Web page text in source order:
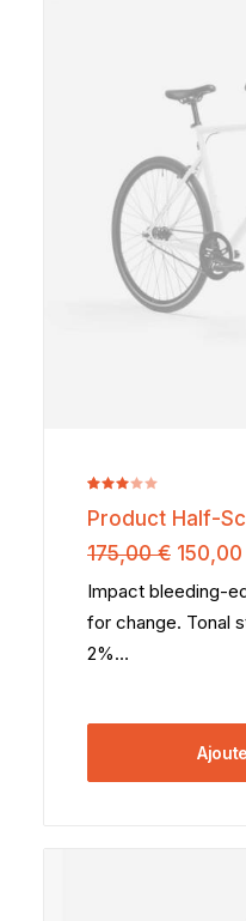
3.00
basé
notations
client
Product Half-
175,00€ Le
initial
était :
150,00
Impact bleeding-
for change. Tonal
2%…